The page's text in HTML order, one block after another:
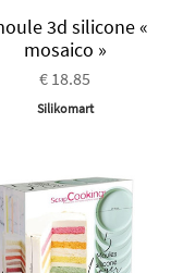
3d silicone «
mosaico »
€ 18.85
Silikomart